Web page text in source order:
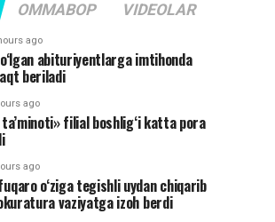
OMMABOP VIDEOLAR
ago
abituriyentlarga imtihonda
beriladi
ago
ta’minoti» filial boshlig‘i katta pora
ago
o‘ziga tegishli uydan chiqarib
vaziyatga izoh berdi